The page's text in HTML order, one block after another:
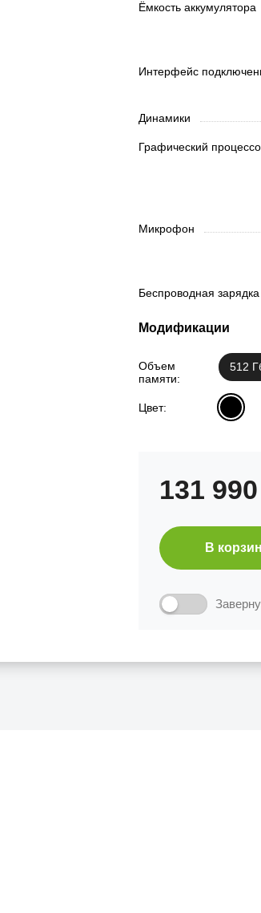
Ёмкость аккумулятора
Интерфейс
Динамики
Графический
Микрофон
Беспроводная зарядка
Модификации
Объем
памяти:
512
Цвет:
131 990
В